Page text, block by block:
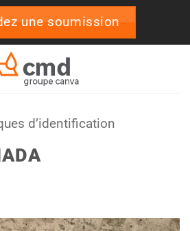
une soumission
d’identification